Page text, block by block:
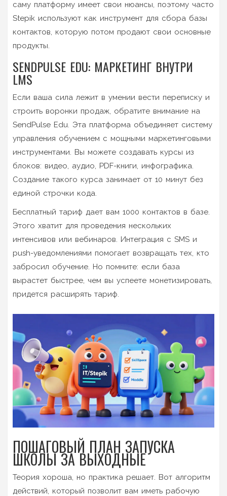
саму платформу имеет свои нюансы, поэтому часто
Stepik используют как инструмент для сбора базы
контактов, которую потом продают свои основные
продукты.
SENDPULSE EDU: МАРКЕТИНГ ВНУТРИ
LMS
Если ваша сила лежит в умении вести переписку и
строить воронки продаж, обратите внимание на
SendPulse Edu. Эта платформа объединяет систему
управления обучением с мощными маркетинговыми
инструментами. Вы можете создавать курсы из
блоков: видео, аудио, PDF-книги, инфографика.
Создание такого курса занимает от 10 минут без
единой строчки кода.
Бесплатный тариф дает вам 1000 контактов в базе.
Этого хватит для проведения нескольких
интенсивов или вебинаров. Интеграция с SMS и
push-уведомлениями помогает возвращать тех, кто
забросил обучение. Но помните: если база
вырастет быстрее, чем вы успеете монетизировать,
придется расширять тариф.
ПОШАГОВЫЙ ПЛАН ЗАПУСКА
ШКОЛЫ ЗА ВЫХОДНЫЕ
Теория хороша, но практика решает. Вот алгоритм
действий, который позволит вам иметь рабочую